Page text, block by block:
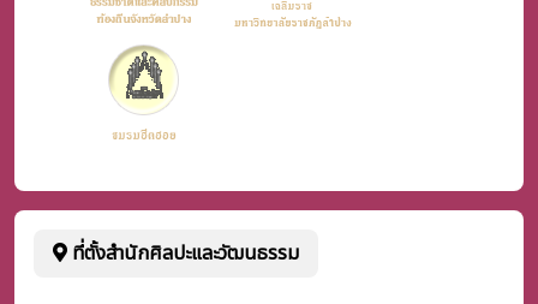
ที่ตั้งสำนักศิลปะและวัฒนธรรม